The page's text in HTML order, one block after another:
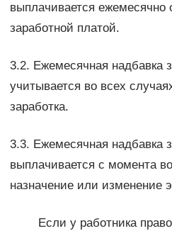
выплачивается ежемесячно
заработной платой.
3.2. Ежемесячная надбавка
учитывается во всех
заработка.
3.3. Ежемесячная надбавка
выплачивается с момента
назначение или изменение
Если у работника